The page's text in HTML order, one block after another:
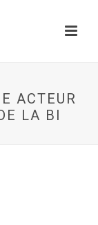
ACTEUR
LA BI